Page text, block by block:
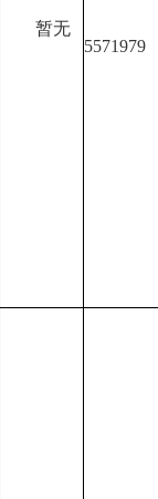
暂无
5571979